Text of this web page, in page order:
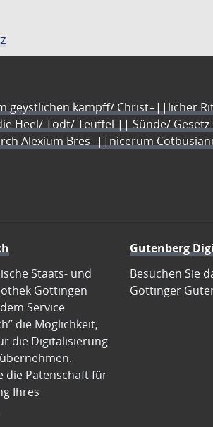
geystlichen kampff/ Christ=||licher
Heel/ Todt/ Teuffel || Sünde/
Alexium Bres=||nicerum
Staats- und
Göttingen
Service
die Möglichkeit,
die Digitalisierung
die Patenschaft für
Ihres
Gutenberg
Besuchen Sie
Göttinger